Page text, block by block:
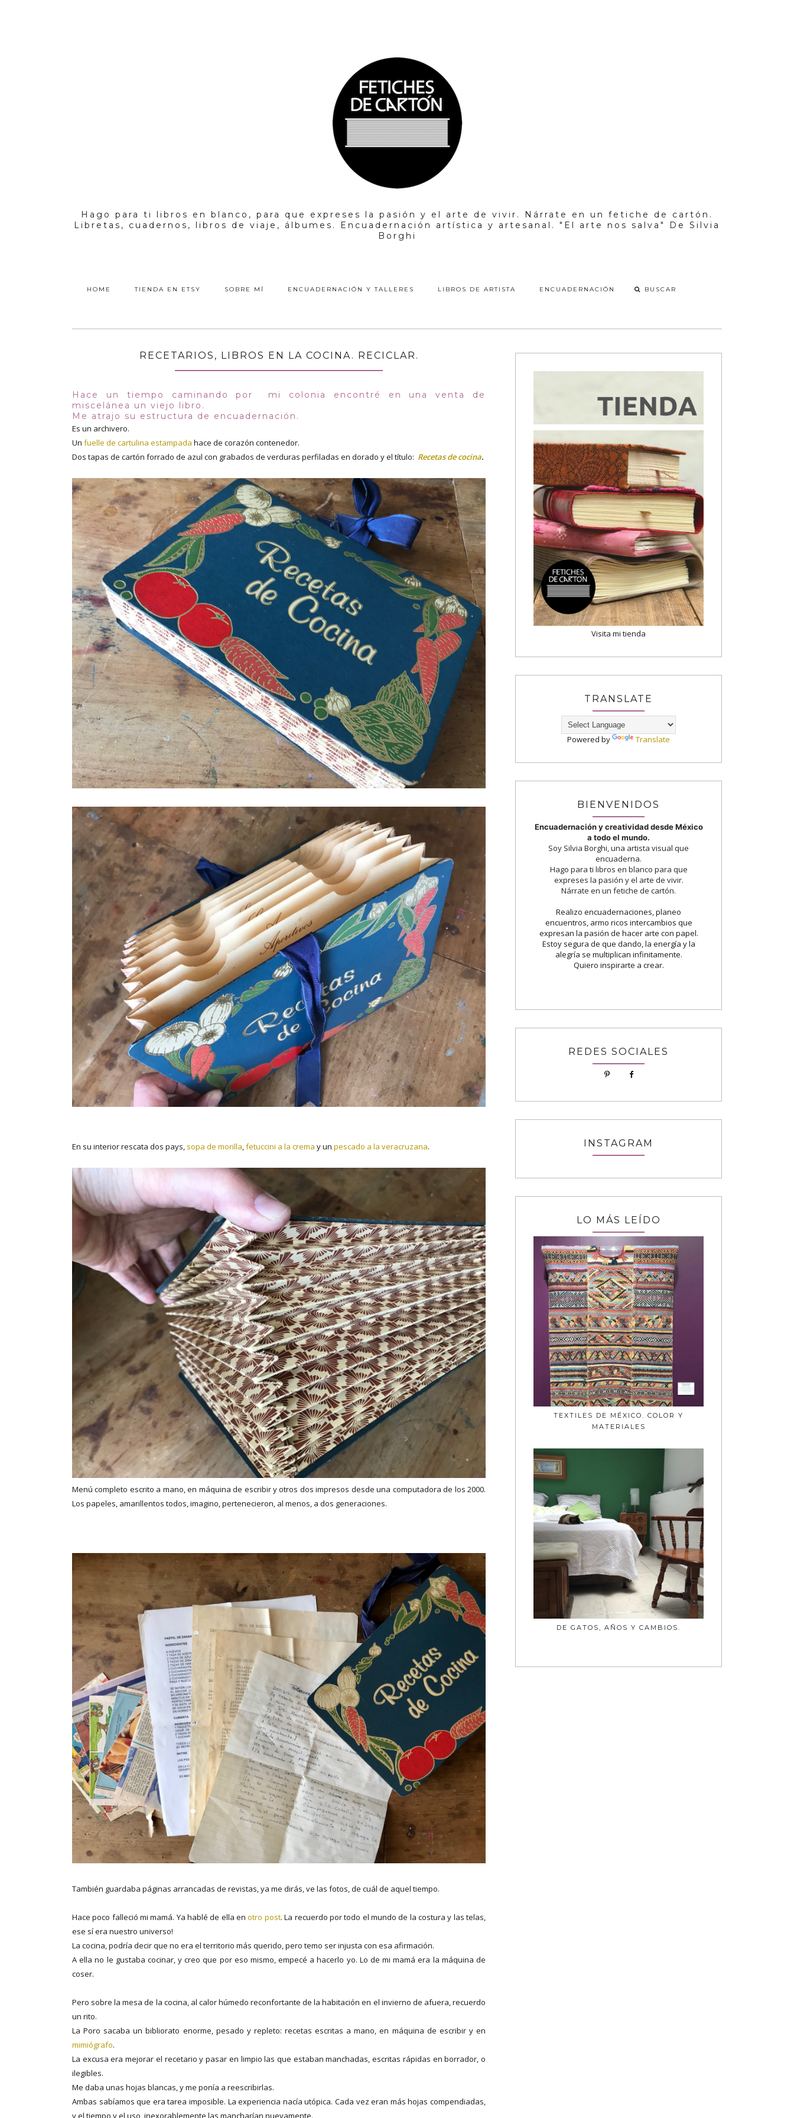
Hago para ti libros en blanco, para que expreses la pasión y el arte de vivir. Nárrate en un fetiche de cartón.
Libretas, cuadernos, libros de viaje, álbumes. Encuadernación artística y artesanal. "El arte nos salva" De Silvia
Borghi
HOME TIENDA EN ETSY SOBRE MÍ ENCUADERNACIÓN Y TALLERES LIBROS DE ARTISTA ENCUADERNACIÓN
RECETARIOS, LIBROS EN LA COCINA. RECICLAR.
Hace un tiempo caminando por mi colonia encontré en una venta de
miscelánea un viejo libro.
Me atrajo su estructura de encuadernación.
Es un archivero.
Un fuelle de cartulina estampada hace de corazón contenedor.
Dos tapas de cartón forrado de azul con grabados de verduras perfiladas en dorado y el título: Recetas de cocina.
En su interior rescata dos pays, sopa de morilla,fetuccini a la crema y un pescado a la veracruzana.
Menú completo escrito a mano, en máquina de escribir y otros dos impresos desde una computadora de los 2000.
Los papeles, amarillentos todos, imagino, pertenecieron, al menos, a dos generaciones.
También guardaba páginas arrancadas de revistas, ya me dirás, ve las fotos, de cuál de aquel tiempo.
Hace poco falleció mi mamá. Ya hablé de ella enotro post. La recuerdo por todo el mundo de la costura y las telas,
ese sí era nuestro universo!
La cocina, podría decir que no era el territorio más querido, pero temo ser injusta con esa afirmación.
A ella no le gustaba cocinar, y creo que por eso mismo, empecé a hacerlo yo. Lo de mi mamá era la máquina de
coser.
Pero sobre la mesa de la cocina, al calor húmedo reconfortante de la habitación en el invierno de afuera, recuerdo
un rito.
La Poro sacaba un bibliorato enorme, pesado y repleto: recetas escritas a mano, en máquina de escribir y en
mimiógrafo.
La excusa era mejorar el recetario y pasar en limpio las que estaban manchadas, escritas rápidas en borrador, o
ilegibles.
Me daba unas hojas blancas, y me ponía a reescribirlas.
Ambas sabíamos que era tarea imposible. La experiencia nacía utópica. Cada vez eran más hojas compendiadas,
y el tiempo y el uso, inexorablemente las mancharían nuevamente.
Visita mi tienda
TRANSLATE
Powered by Translate
BIENVENIDOS
Encuadernación y creatividad desde México
a todo el mundo.
Soy Silvia Borghi, una artista visual que
encuaderna.
Hago para ti libros en blanco para que
expreses la pasión y el arte de vivir.
Nárrate en un fetiche de cartón.
Realizo encuadernaciones, planeo
encuentros, armo ricos intercambios que
expresan la pasión de hacer arte con papel.
Estoy segura de que dando, la energía y la
alegría se multiplican infinitamente.
Quiero inspirarte a crear.
REDES SOCIALES
INSTAGRAM
LO MÁS LEÍDO
TEXTILES DE MÉXICO. COLOR Y
MATERIALES
DE GATOS, AÑOS Y CAMBIOS.